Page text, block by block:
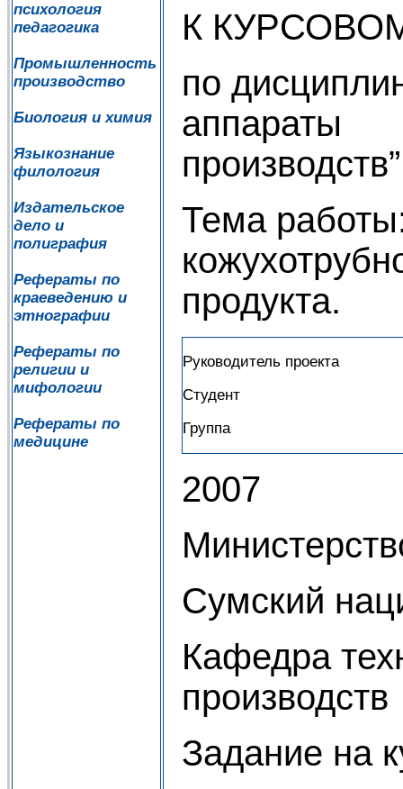
психология
педагогика
Промышленность
производство
Биология и химия
Языкознание
филология
Издательское
дело и
полиграфия
Рефераты по
краеведению и
этнографии
Рефераты по
религии и
мифологии
Рефераты по
медицине
К
по
производств”
Тема
продукта.
Руководитель проекта
Студент
Группа
2007
Сумский
Кафедра
производств
Задание на